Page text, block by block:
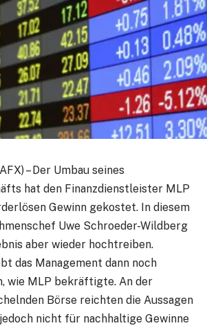
– Der Umbau seines
hat den Finanzdienstleister MLP
Gewinn gekostet. In diesem
Uwe Schroeder-Wildberg
aber wieder hochtreiben.
das Management dann noch
wie MLP bekräftigte. An der
Börse reichten die Aussagen
nicht für nachhaltige Gewinne